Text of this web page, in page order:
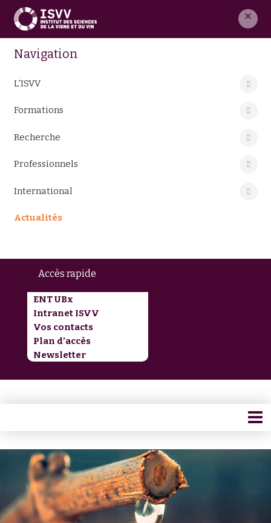
×
Navigation
L'ISVV
Formations
Recherche
Professionnels
International
Actualités
Accès rapide
ENT UBx
Intranet ISVV
Vos contacts
Plan d’accès
Newsletter